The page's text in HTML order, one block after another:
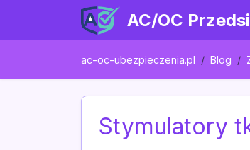
AC/OC
ac-oc-ubezpieczenia.pl Blog
Stymulatory